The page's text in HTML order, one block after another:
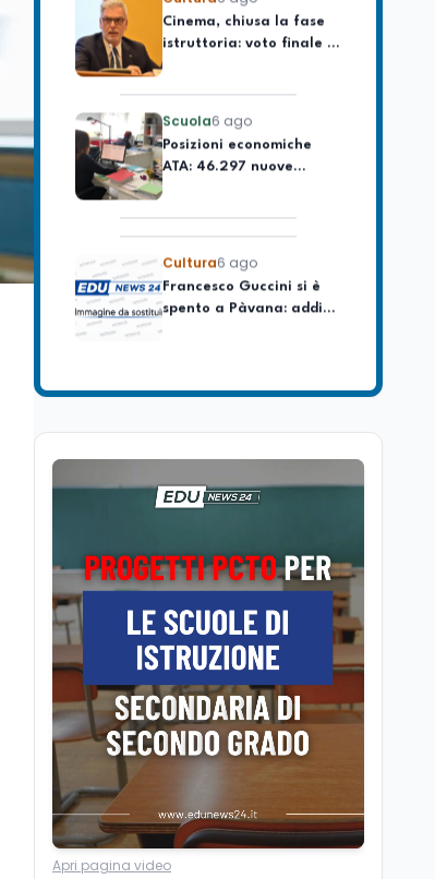
lavoro
istruttoria: voto finale il
9 settembre in Aula. La
Posizioni economiche
ATA: 46.297 nuove
Francesco Guccini si è
spento a Pàvana: addio
Maestrone: addio a
La ministra Calderone
piattaforma, in
collaborazione con
l'Inps, per l'incontro tra
domanda e offerta di
lavoro
Cinema, chiusa la fase
istruttoria: voto finale il
9 settembre in Aula. La
soddisfazione di
Mollicone
Scuola6 ago
Posizioni economiche
con arretrati fino a
4.150 euro
Cultura6 ago
Francesco Guccini si è
Apri pagina video